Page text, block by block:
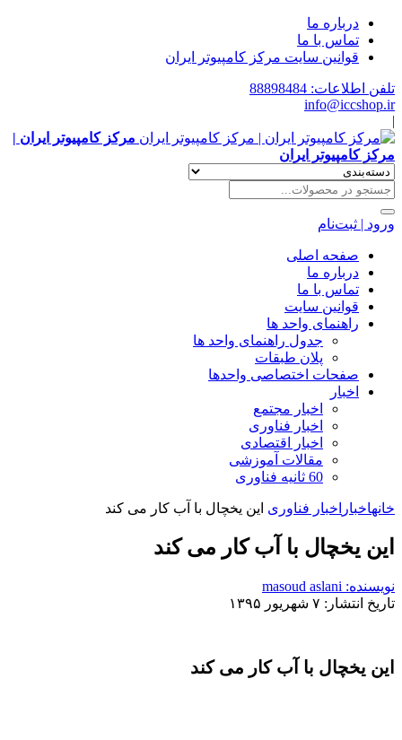
درباره ما
تماس با ما
قوانین سایت مرکز کامپیوتر ایران
تلفن اطلاعات: 88898484
info@iccshop.ir
|
مرکز کامپیوتر ایران |
مرکز کامپیوتر ایران
ورود | ثبت‌نام
صفحه اصلی
درباره ما
تماس با ما
قوانین سایت
راهنمای واحد ها
جدول راهنمای واحد ها
پلان طبقات
صفحات اختصاصی واحدها
اخبار
اخبار مجتمع
اخبار فناوری
اخبار اقتصادی
مقالات آموزشی
60 ثانیه فناوری
خانهاخبار اخبار فناوری این یخچال با آب کار می کند
این یخچال با آب کار می کند
نویسنده: masoud aslani
تاریخ انتشار: ۷ شهریور ۱۳۹۵
این یخچال با آب کار می کند